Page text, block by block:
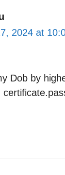
2024 at
Dob by